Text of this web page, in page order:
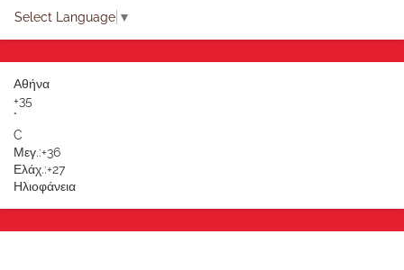
Select Language ▼
Αθήνα
+35
°
C
Μεγ.:+36
Ελάχ.:+27
Ηλιοφάνεια